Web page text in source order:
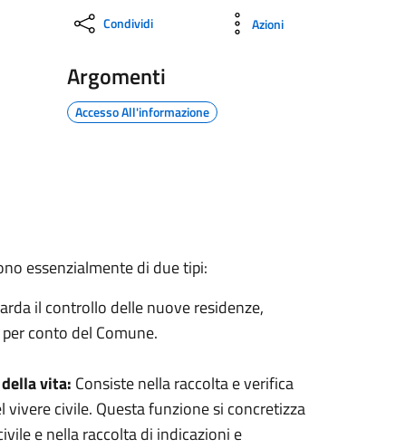
Condividi Azioni
Argomenti
Accesso All'informazione
essenzialmente di due tipi:
il controllo delle nuove residenze,
conto del Comune.
vita: Consiste nella raccolta e verifica
civile. Questa funzione si concretizza
e nella raccolta di indicazioni e